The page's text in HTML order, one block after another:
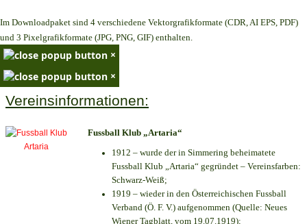
Im Downloadpaket sind 4 verschiedene Vektorgrafikformate (CDR, AI EPS, PDF)
und 3 Pixelgrafikformate (JPG, PNG, GIF) enthalten.
×
×
Vereinsinformationen:
Fussball Klub „Artaria“
1912 – wurde der in Simmering beheimatete
Fussball Klub „Artaria“ gegründet – Vereinsfarben:
Schwarz-Weiß;
1919 – wieder in den Österreichischen Fussball
Verband (Ö. F. V.) aufgenommen (Quelle: Neues
Wiener Tagblatt, vom 19.07.1919);